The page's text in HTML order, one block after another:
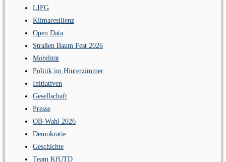
LIFG
Klimaresilienz
Open Data
Straßen Baum Fest 2026
Mobilität
Politik im Hinterzimmer
Initiativen
Gesellschaft
Presse
OB-Wahl 2026
Demokratie
Geschichte
Team KfUTD